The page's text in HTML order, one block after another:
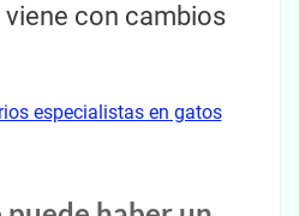
con cambios